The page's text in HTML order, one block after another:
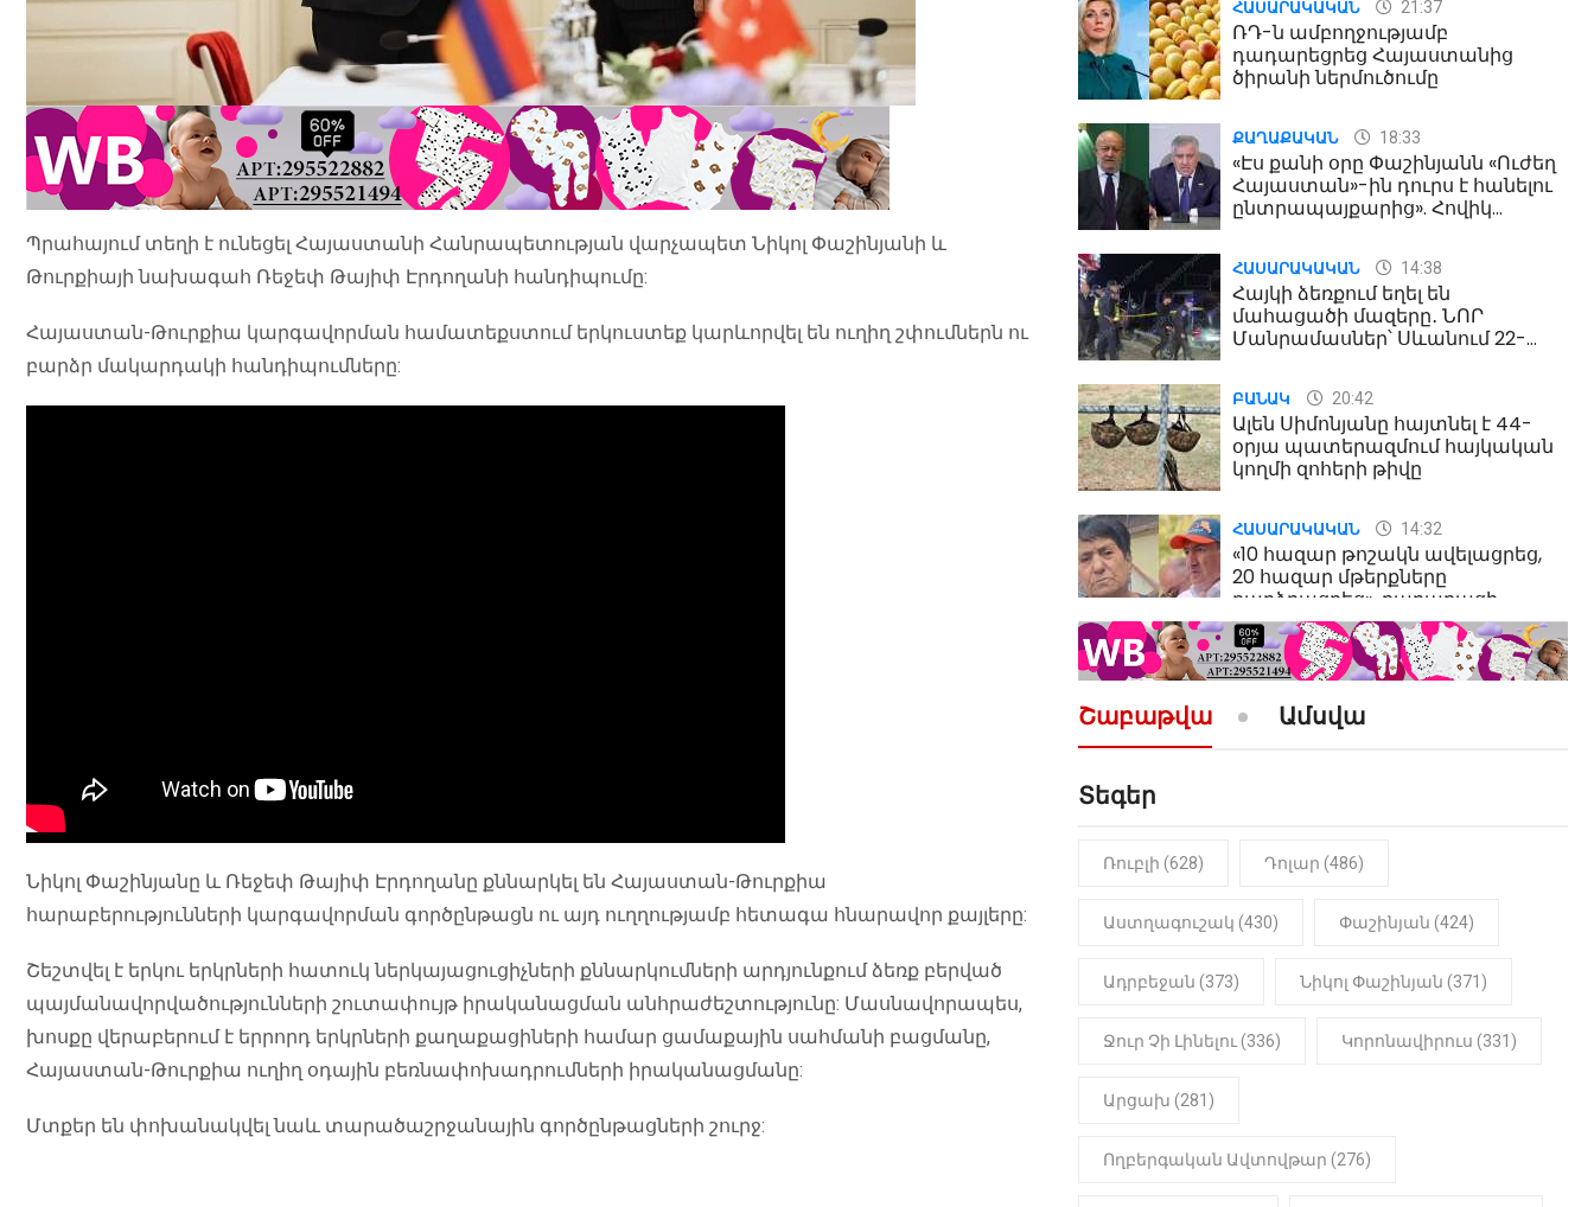
Պրահայում տեղի է ունեցել Հայաստանի Հանրապետության վարչապետ Նիկոլ Փաշինյանի և
Թուրքիայի նախագահ Ռեջեփ Թայիփ Էրդողանի հանդիպումը:
Հայաստան-Թուրքիա կարգավորման համատեքստում երկուստեք կարևորվել են ուղիղ շփումներն ու
բարձր մակարդակի հանդիպումները:
Նիկոլ Փաշինյանը և Ռեջեփ Թայիփ Էրդողանը քննարկել են Հայաստան-Թուրքիա
հարաբերությունների կարգավորման գործընթացն ու այդ ուղղությամբ հետագա հնարավոր քայլերը:
Շեշտվել է երկու երկրների հատուկ ներկայացուցիչների քննարկումների արդյունքում ձեռք բերված
պայմանավորվածությունների շուտափույթ իրականացման անհրաժեշտությունը: Մասնավորապես,
խոսքը վերաբերում է երրորդ երկրների քաղաքացիների համար ցամաքային սահմանի բացմանը,
Հայաստան-Թուրքիա ուղիղ օդային բեռնափոխադրումների իրականացմանը:
Մտքեր են փոխանակվել նաև տարածաշրջանային գործընթացների շուրջ:
ՀԱՍԱՐԱԿԱԿԱՆ 21:37
ՌԴ-ն ամբողջությամբ
դադարեցրեց Հայաստանից
ծիրանի ներմուծումը
ՔԱՂԱՔԱԿԱՆ 18:33
«Էս քանի օրը Փաշինյանն «Ուժեղ
Հայաստան»-ին դուրս է հանելու
ընտրապայքարից». Հովիկ
ՀԱՍԱՐԱԿԱԿԱՆ 14:38
Հայկի ձեռքում եղել են
մահացածի մազերը․ ՆՈՐ
Մանրամասներ՝ Սևանում 22-
ԲԱՆԱԿ 20:42
Ալեն Սիմոնյանը հայտնել է 44-
օրյա պատերազմում հայկական
կողմի զոհերի թիվը
ՀԱՍԱՐԱԿԱԿԱՆ 14:32
«10 հազար թոշակն ավելացրեց,
20 հազար մթերքները
բարձրացրեց». քաղաքացի
(տեսանյութ)
ՔԱՂԱՔԱԿԱՆ 10:52
«Լեզվիդ տալու փոխարեն
արտաբերիր այս երկու
նախադասությունը»․ Իշխան
Նիկոլ Փաշինյան
ԻՐԱԴԱՐՁԱՅԻՆ 22:01
հայտնաբերվել է
մանկապղծության համար
մարմինը
Շաբաթվա Ամսվա
Տեգեր
Ռուբլի (628) Դոլար (486)
Աստղագուշակ (430) Փաշինյան (424)
Ադրբեջան (373) Նիկոլ Փաշինյան (371)
Ջուր Չի Լինելու (336) Կորոնավիրուս (331)
Արցախ (281)
Ողբերգական Ավտովթար (276)